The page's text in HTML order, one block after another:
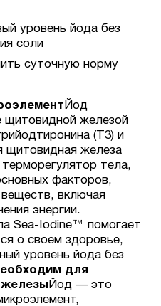
уровень йода без
соли
суточную норму
Йод
щитовидной железой
(T3) и
щитовидная железа
тела,
факторов,
включая
энергии.
Sea-Iodine™ помогает
о своем здоровье,
уровень йода без
для
Йод — это